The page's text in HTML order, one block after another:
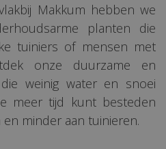
Makkum hebben we
planten die
tuiniers of mensen met
onze duurzame en
weinig water en snoei
meer tijd kunt besteden
minder aan tuinieren.